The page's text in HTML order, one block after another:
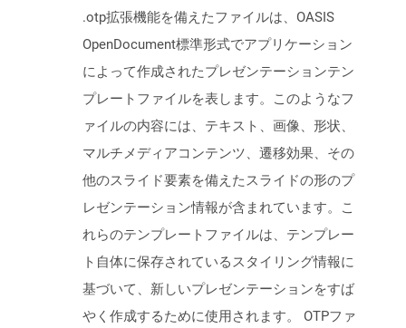
.otp拡張機能を備えたファイルは、OASIS
OpenDocument標準形式でアプリケーション
によって作成されたプレゼンテーションテン
プレートファイルを表します。このようなフ
ァイルの内容には、テキスト、画像、形状、
マルチメディアコンテンツ、遷移効果、その
他のスライド要素を備えたスライドの形のプ
レゼンテーション情報が含まれています。こ
れらのテンプレートファイルは、テンプレー
ト自体に保存されているスタイリング情報に
基づいて、新しいプレゼンテーションをすば
やく作成するために使用されます。 OTPファ